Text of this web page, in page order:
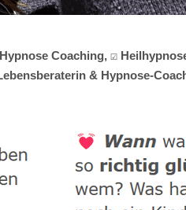
Coaching, ☑️
& Hypnose-